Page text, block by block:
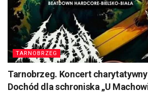
TARNOBRZEG
Tarnobrzeg. Koncert charytatywny
Dochód dla schroniska „U